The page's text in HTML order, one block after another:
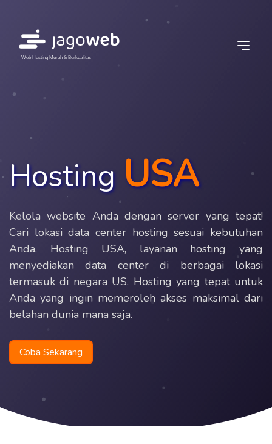
Web Hosting Murah & Berkualitas
Hosting USA
Kelola website Anda dengan server yang tepat!
Cari lokasi data center hosting sesuai kebutuhan
Anda. Hosting USA, layanan hosting yang
menyediakan data center di berbagai lokasi
termasuk di negara US. Hosting yang tepat untuk
Anda yang ingin memeroleh akses maksimal dari
belahan dunia mana saja.
Coba Sekarang